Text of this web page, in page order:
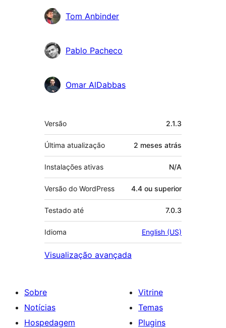
Tom Anbinder
Pablo Pacheco
Omar AlDabbas
Meta
Versão 2.1.3
Última atualização 2 meses atrás
Instalações ativas N/A
Versão do WordPress 4.4 ou superior
Testado até 7.0.3
Idioma English (US)
Visualização avançada
Sobre
Notícias
Hospedagem
Vitrine
Temas
Plugins